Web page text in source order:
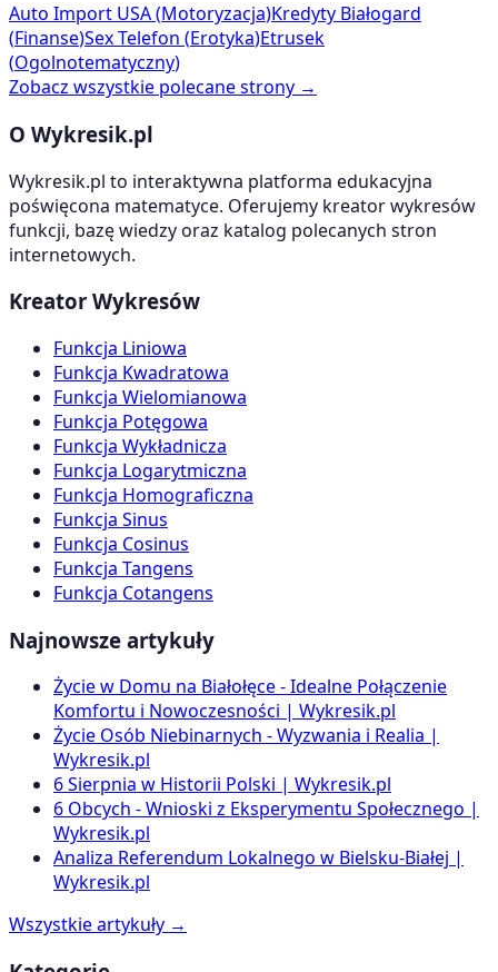
Auto Import USA(Motoryzacja)Kredyty Białogard
(Finanse)Sex Telefon (Erotyka)Etrusek
(Ogolnotematyczny)
Zobacz wszystkie polecane strony →
O Wykresik.pl
Wykresik.pl to interaktywna platforma edukacyjna
poświęcona matematyce. Oferujemy kreator wykresów
funkcji, bazę wiedzy oraz katalog polecanych stron
internetowych.
Kreator Wykresów
Funkcja Liniowa
Funkcja Kwadratowa
Funkcja Wielomianowa
Funkcja Potęgowa
Funkcja Wykładnicza
Funkcja Logarytmiczna
Funkcja Homograficzna
Funkcja Sinus
Funkcja Cosinus
Funkcja Tangens
Funkcja Cotangens
Najnowsze artykuły
Życie w Domu na Białołęce - Idealne Połączenie
Komfortu i Nowoczesności | Wykresik.pl
Życie Osób Niebinarnych - Wyzwania i Realia |
Wykresik.pl
6 Sierpnia w Historii Polski | Wykresik.pl
6 Obcych - Wnioski z Eksperymentu Społecznego |
Wykresik.pl
Analiza Referendum Lokalnego w Bielsku-Białej |
Wykresik.pl
Wszystkie artykuły →